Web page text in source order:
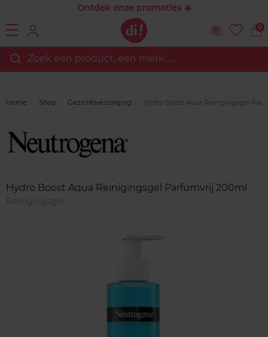
Ontdek onze promoties ☀️
0
Zoek een product, een merk…...
Home Shop Gezichtsverzorging Hydro Boost Aqua Reinigingsgel
Hydro Boost Aqua Reinigingsgel Parfumvrij 200ml
Reinigingsgel